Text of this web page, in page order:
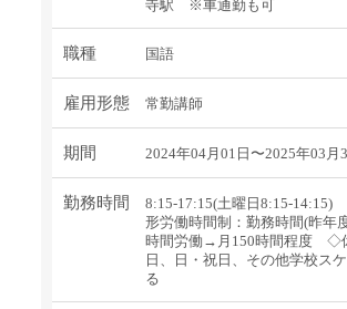
寺駅 ※車通勤も可
職種 国語
雇用形態 常勤講師
期間 2024年04月01日〜2025年03月
勤務時間
8:15-17:15(土曜日8:15-
形労働時間制：勤務時間(昨年
時間労働→月150時間程度 ◇
日、日・祝日、その他学校ス
る